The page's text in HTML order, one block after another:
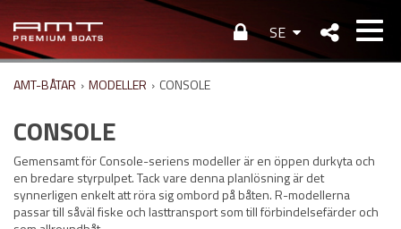
SE
AMT-BÅTAR › MODELLER › CONSOLE
CONSOLE
Gemensamt för Console-seriens modeller är en öppen durkyta och
en bredare styrpulpet. Tack vare denna planlösning är det
synnerligen enkelt att röra sig ombord på båten. R-modellerna
passar till såväl fiske och lasttransport som till förbindelsefärder och